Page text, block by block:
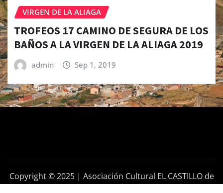
VIRGEN DE LA ALIAGA
TROFEOS 17 CAMINO DE SEGURA DE LOS
BAÑOS A LA VIRGEN DE LA ALIAGA 2019
admin Sep 1, 2019
Copyright © 2025 | Asociación Cultural EL CASTILLO de